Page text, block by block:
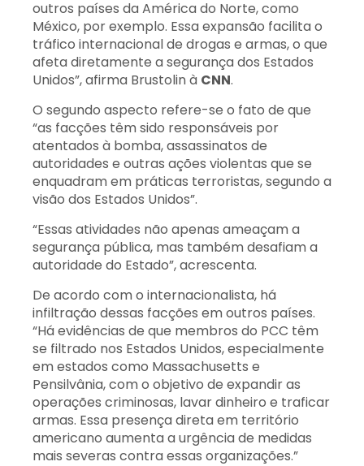
outros países da América do Norte, como
México, por exemplo. Essa expansão facilita o
tráfico internacional de drogas e armas, o que
afeta diretamente a segurança dos Estados
Unidos”, afirma Brustolin à CNN.
O segundo aspecto refere-se o fato de que
“as facções têm sido responsáveis por
atentados à bomba, assassinatos de
autoridades e outras ações violentas que se
enquadram em práticas terroristas, segundo a
visão dos Estados Unidos”.
“Essas atividades não apenas ameaçam a
segurança pública, mas também desafiam a
autoridade do Estado”, acrescenta.
De acordo com o internacionalista, há
infiltração dessas facções em outros países.
“Há evidências de que membros do PCC têm
se filtrado nos Estados Unidos, especialmente
em estados como Massachusetts e
Pensilvânia, com o objetivo de expandir as
operações criminosas, lavar dinheiro e traficar
armas. Essa presença direta em território
americano aumenta a urgência de medidas
mais severas contra essas organizações.”